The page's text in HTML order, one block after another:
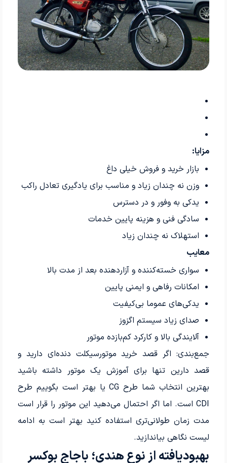
مزایا:
بازار خرید و فروش خیلی داغ
وزن نه چندان زیاد و مناسب برای یادگیری تعادل راکب
یدکی به وفور و در دسترس
سادگی فنی و هزینه پایین خدمات
استهلاک نه چندان زیاد
معایب
سواری خسته‌کننده و آزاردهنده بعد از مدت بالا
امکانات رفاهی و ایمنی پایین
یدکی‌های عموما بی‌کیفیت
صدای زیاد سیستم اگزوز
آلایندگی بالا و کارکرد کم‌بازده موتور
جمع‌بندی: اگر قصد خرید موتورسیکلت دنده‌ای دارید و
قصد دارین تنها برای آموزش یک موتور داشته باشید
بهترین انتخاب شما طرح CG یا بهتر است بگوییم طرح
CDI است. اما اگر احتمال می‌دهید این موتور را قرار است
مدت زمان طولانی‌تری استفاده کنید بهتر است به ادامه‌
لیست نگاهی بیاندازید.
بهبودیافته از نوع هندی؛ باجاج بوکسر